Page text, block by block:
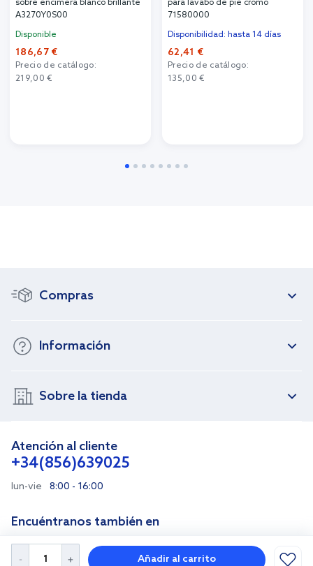
Añadir al carrito
sobre encimera blanco brillante
A3270Y0S00
Disponible
186,67 €
Precio de catálogo:
219,00 €
para lavabo de pie cromo
71580000
Disponibilidad: hasta 14 días
62,41 €
Precio de catálogo:
135,00 €
Compras
Información
Sobre la tienda
Atención al cliente
+34(856)639025
lun-vie 8:00 - 16:00
Encuéntranos también en